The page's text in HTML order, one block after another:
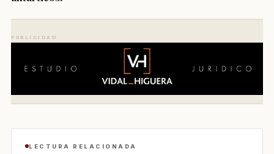
PUBLICIDAD
LECTURA RELACIONADA